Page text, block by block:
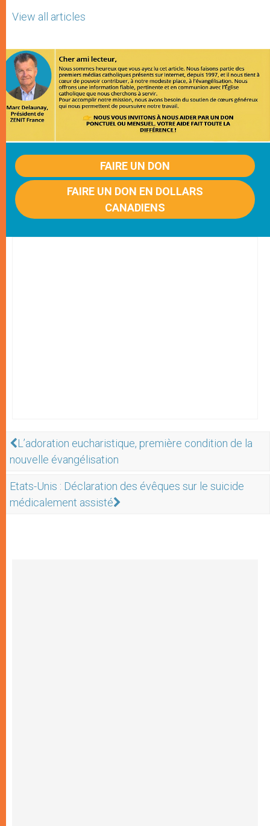
View all articles
FAIRE UN DON
FAIRE UN DON EN DOLLARS
CANADIENS
L’adoration eucharistique, première condition de la
nouvelle évangélisation
Etats-Unis : Déclaration des évêques sur le suicide
médicalement assisté